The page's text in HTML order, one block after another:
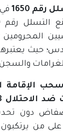
1650
المحرومين
حيث
والسجن لغاية
الإقامة
07/03/2018.
دون
من يرتكبون